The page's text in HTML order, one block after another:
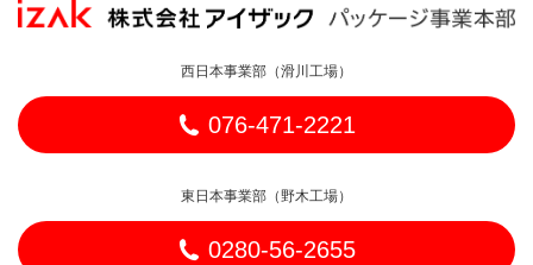
西日本事業部（滑川工場）
076-471-2221
東日本事業部（野木工場）
0280-56-2655